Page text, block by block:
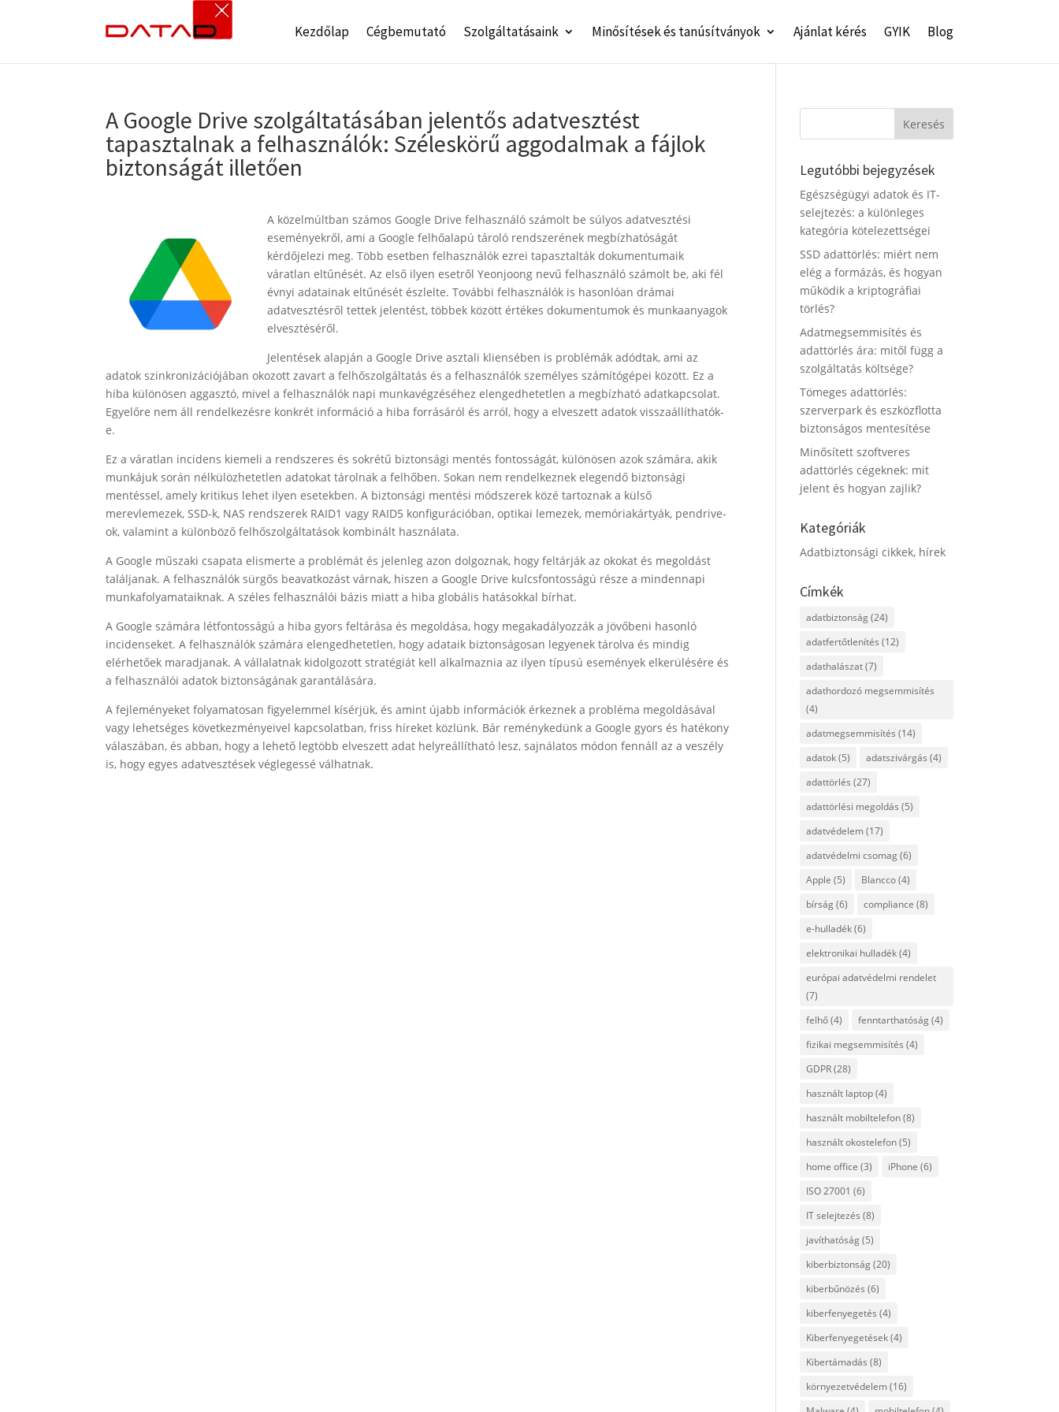
Kezdőlap Cégbemutató Szolgáltatásaink Minősítések és tanúsítványok Ajánlat kérés GYIK Blog
A Google Drive szolgáltatásában jelentős adatvesztést
tapasztalnak a felhasználók: Széleskörű aggodalmak a fájlok
biztonságát illetően
A közelmúltban számos Google Drive felhasználó számolt be súlyos adatvesztési
eseményekről, ami a Google felhőalapú tároló rendszerének megbízhatóságát
kérdőjelezi meg. Több esetben felhasználók ezrei tapasztalták dokumentumaik
váratlan eltűnését. Az első ilyen esetről Yeonjoong nevű felhasználó számolt be, aki fél
évnyi adatainak eltűnését észlelte. További felhasználók is hasonlóan drámai
adatvesztésről tettek jelentést, többek között értékes dokumentumok és munkaanyagok
elvesztéséről.
Jelentések alapján a Google Drive asztali kliensében is problémák adódtak, ami az
adatok szinkronizációjában okozott zavart a felhőszolgáltatás és a felhasználók személyes számítógépei között. Ez a
hiba különösen aggasztó, mivel a felhasználók napi munkavégzéséhez elengedhetetlen a megbízható adatkapcsolat.
Egyelőre nem áll rendelkezésre konkrét információ a hiba forrásáról és arról, hogy a elveszett adatok visszaállíthatók-
e.
Ez a váratlan incidens kiemeli a rendszeres és sokrétű biztonsági mentés fontosságát, különösen azok számára, akik
munkájuk során nélkülözhetetlen adatokat tárolnak a felhőben. Sokan nem rendelkeznek elegendő biztonsági
mentéssel, amely kritikus lehet ilyen esetekben. A biztonsági mentési módszerek közé tartoznak a külső
merevlemezek, SSD-k, NAS rendszerek RAID1 vagy RAID5 konfigurációban, optikai lemezek, memóriakártyák, pendrive-
ok, valamint a különböző felhőszolgáltatások kombinált használata.
A Google műszaki csapata elismerte a problémát és jelenleg azon dolgoznak, hogy feltárják az okokat és megoldást
találjanak. A felhasználók sürgős beavatkozást várnak, hiszen a Google Drive kulcsfontosságú része a mindennapi
munkafolyamataiknak. A széles felhasználói bázis miatt a hiba globális hatásokkal bírhat.
A Google számára létfontosságú a hiba gyors feltárása és megoldása, hogy megakadályozzák a jövőbeni hasonló
incidenseket. A felhasználók számára elengedhetetlen, hogy adataik biztonságosan legyenek tárolva és mindig
elérhetőek maradjanak. A vállalatnak kidolgozott stratégiát kell alkalmaznia az ilyen típusú események elkerülésére és
a felhasználói adatok biztonságának garantálására.
A fejleményeket folyamatosan figyelemmel kísérjük, és amint újabb információk érkeznek a probléma megoldásával
vagy lehetséges következményeivel kapcsolatban, friss híreket közlünk. Bár reménykedünk a Google gyors és hatékony
válaszában, és abban, hogy a lehető legtöbb elveszett adat helyreállítható lesz, sajnálatos módon fennáll az a veszély
is, hogy egyes adatvesztések véglegessé válhatnak.
Legutóbbi bejegyzések
Egészségügyi adatok és IT-
selejtezés: a különleges
kategória kötelezettségei
SSD adattörlés: miért nem
elég a formázás, és hogyan
működik a kriptográfiai
törlés?
Adatmegsemmisítés és
adattörlés ára: mitől függ a
szolgáltatás költsége?
Tömeges adattörlés:
szerverpark és eszközflotta
biztonságos mentesítése
Minősített szoftveres
adattörlés cégeknek: mit
jelent és hogyan zajlik?
Kategóriák
Adatbiztonsági cikkek, hírek
Címkék
adatbiztonság(24)
adatfertőtlenítés (12)
adathalászat(7)
adathordozó megsemmisítés
(4)
adatmegsemmisítés (14)
adatok(5) adatszivárgás (4)
adattörlés (27)
adattörlési megoldás (5)
adatvédelem(17)
adatvédelmi csomag(6)
Apple (5) Blancco(4)
bírság(6) compliance (8)
e-hulladék(6)
elektronikai hulladék(4)
európai adatvédelmi rendelet
(7)
felhő(4) fenntarthatóság(4)
fizikai megsemmisítés (4)
GDPR(28)
használt laptop(4)
használt mobiltelefon(8)
használt okostelefon(5)
home office (3) iPhone (6)
ISO 27001 (6)
IT selejtezés (8)
javíthatóság(5)
kiberbiztonság(20)
kiberbűnözés (6)
kiberfenyegetés (4)
Kiberfenyegetések(4)
Kibertámadás (8)
környezetvédelem(16)